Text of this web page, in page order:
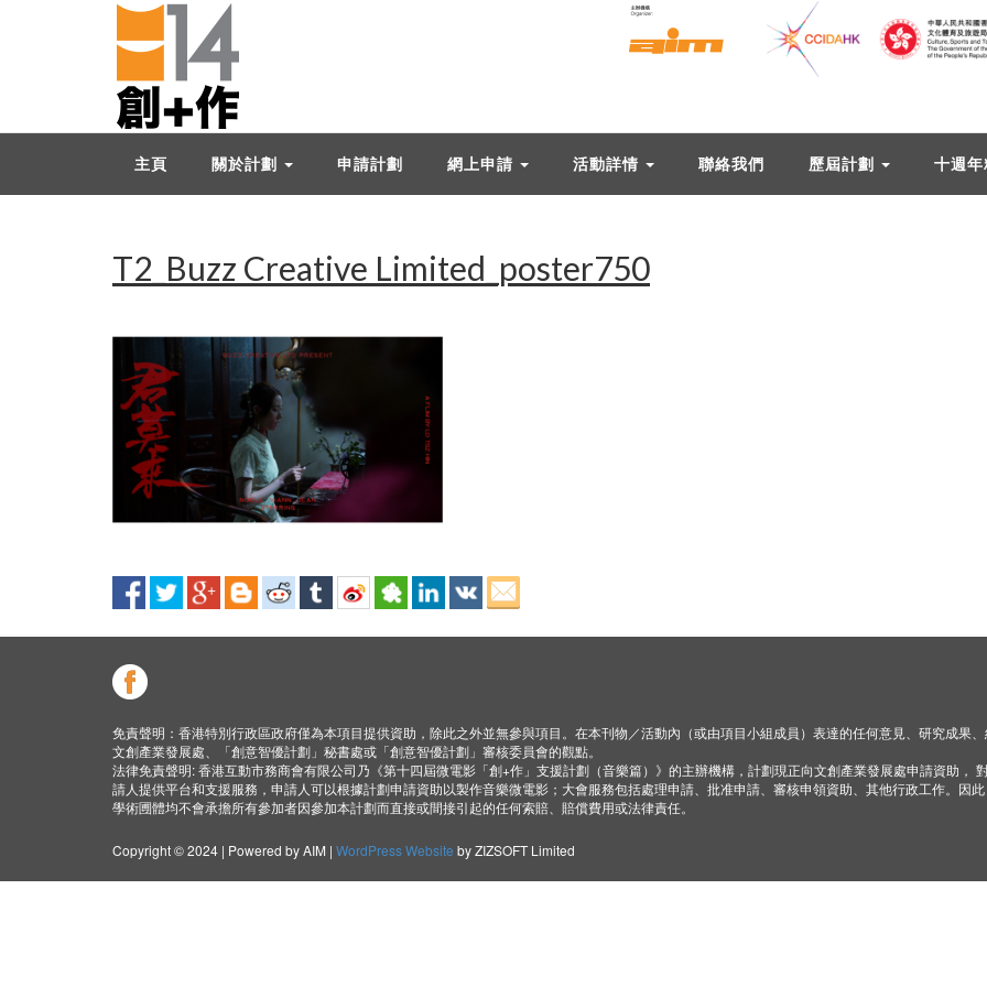
主頁 關於計劃 申請計劃 網上申請 活動詳情 聯絡我們 歷屆計劃 十週
T2_Buzz Creative Limited_poster750
免責聲明：香港特別行政區政府僅為本項目提供資助，除此之外並無參與項目。在本刊物／活動內（或由項目小組成員）表達的任何意見、研究成果
文創產業發展處、「創意智優計劃」秘書處或「創意智優計劃」審核委員會的觀點。
法律免責聲明: 香港互動市務商會有限公司乃《第十四屆微電影「創+作」支援計劃（音樂篇）》的主辦機構，計劃現正向文創產業發展處申請資助，
請人提供平台和支援服務，申請人可以根據計劃申請資助以製作音樂微電影；大會服務包括處理申請、批准申請、審核申領資助、其他行政工作。因
學術圑體均不會承擔所有參加者因參加本計劃而直接或間接引起的任何索賠、賠償費用或法律責任。
Copyright © 2024 | Powered by AIM | WordPress Website by ZIZSOFT Limited